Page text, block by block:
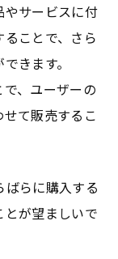
やサービスに付
ことで、さら
きます。
、ユーザーの
て販売するこ
らに購入する
が望ましいで